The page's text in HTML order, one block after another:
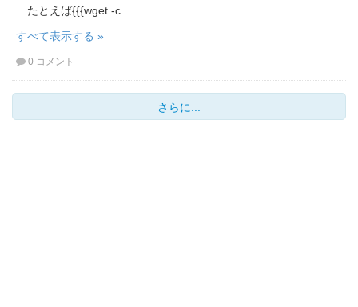
たとえば{{{wget -c ...
すべて表示する »
0 コメント
さらに...